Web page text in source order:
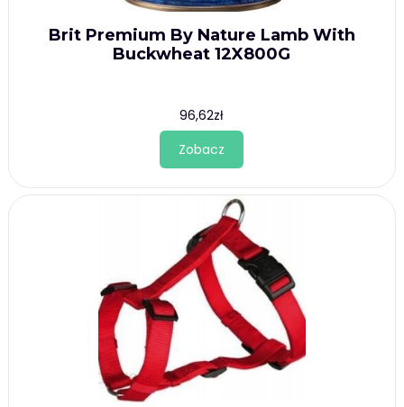
Brit Premium By Nature Lamb With
Buckwheat 12X800G
96,62zł
Zobacz